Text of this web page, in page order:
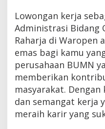
Lowongan kerja
Administrasi Bidang
Raharja di Waropen
emas bagi kamu
perusahaan BUMN
memberikan
masyarakat.
dan semangat kerja
meraih karir yang